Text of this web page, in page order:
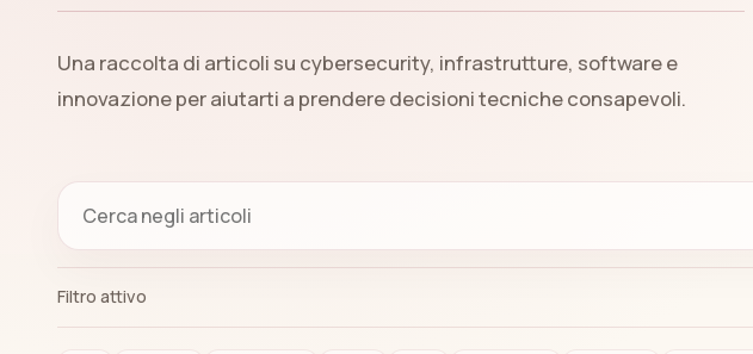
Una raccolta di articoli su cybersecurity, infrastrutture, software e
innovazione per aiutarti a prendere decisioni tecniche consapevoli.
Filtro attivo